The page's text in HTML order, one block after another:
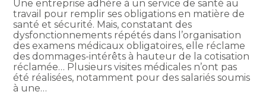
Une entreprise adhère à un service de santé au
travail pour remplir ses obligations en matière de
santé et sécurité. Mais, constatant des
dysfonctionnements répétés dans l’organisation
des examens médicaux obligatoires, elle réclame
des dommages-intérêts à hauteur de la cotisation
réclamée… Plusieurs visites médicales n’ont pas
été réalisées, notamment pour des salariés soumis
à une…